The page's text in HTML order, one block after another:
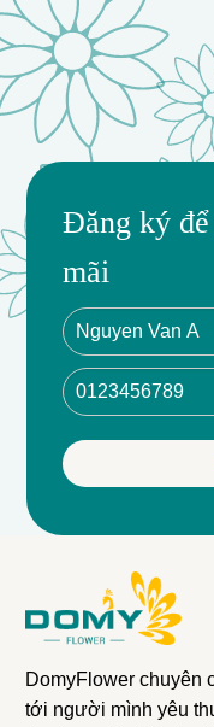
Đăng ký
mãi
DomyFlower chuyên
tới người mình yêu